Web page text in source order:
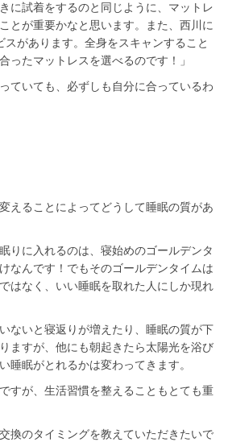
に試着をするのと同じように、マットレ
とが重要かなと思います。また、西川に
があります。全身をスキャンすること
ったマットレスを選べるのです！」
ていても、必ずしも自分に合っているわ
えることによってどうして睡眠の質があ
りに入れるのは、寝始めのゴールデンタ
なんです！でもそのゴールデンタイムは
はなく、いい睡眠を取れた人にしか現れ
ないと寝返りが増えたり、睡眠の質が下
ますが、他にも朝起きたら太陽光を浴び
睡眠がとれるかは変わってきます。
すが、生活習慣を整えることもとても重
換のタイミングを教えていただきたいで